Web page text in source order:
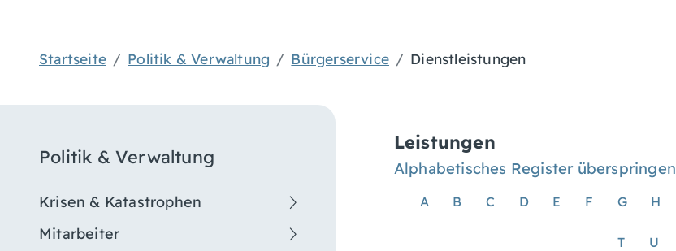
Startseite Politik & Verwaltung Bürgerservice Dienstleistungen
Politik & Verwaltung
Krisen & Katastrophen
Mitarbeiter
Leistungen
Alphabetisches Register überspringen
A B C D E F G H
T U